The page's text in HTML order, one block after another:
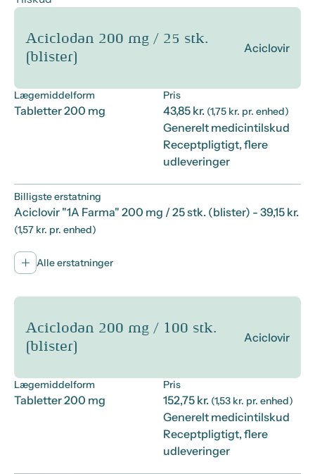
Aciclodan 200 mg / 25 stk.
(blister)
Aciclovir
Lægemiddelform
Tabletter 200 mg
Pris
43,85 kr. (1,75 kr. pr. enhed)
Generelt medicintilskud
Receptpligtigt, flere
udleveringer
Billigste erstatning
Aciclovir "1A Farma" 200 mg / 25 stk. (blister) - 39,15 kr.
(1,57 kr. pr. enhed)
Alle erstatninger
Aciclodan 200 mg / 100 stk.
(blister)
Aciclovir
Lægemiddelform
Tabletter 200 mg
Pris
152,75 kr. (1,53 kr. pr. enhed)
Generelt medicintilskud
Receptpligtigt, flere
udleveringer